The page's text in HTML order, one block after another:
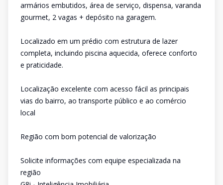
armários embutidos, área de serviço, dispensa, varanda
gourmet, 2 vagas + depósito na garagem.
Localizado em um prédio com estrutura de lazer
completa, incluindo piscina aquecida, oferece conforto
e praticidade.
Localização excelente com acesso fácil as principais
vias do bairro, ao transporte público e ao comércio
local
Região com bom potencial de valorização
Solicite informações com equipe especializada na
região